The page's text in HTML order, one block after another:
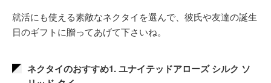
就活にも使える素敵なネクタイを選んで、彼氏や友達の誕生
日のギフトに贈ってあげて下さいね。
ネクタイのおすすめ1. ユナイテッドアローズ シルク ソ